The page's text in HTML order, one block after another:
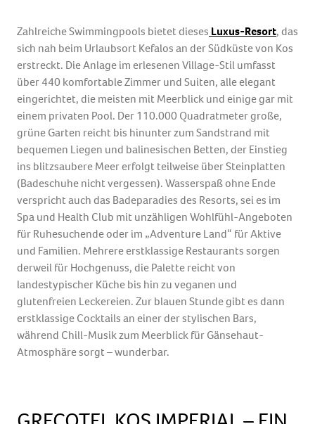
Zahlreiche Swimmingpools bietet dieses Luxus-Resort, das
sich nah beim Urlaubsort Kefalos an der Südküste von Kos
erstreckt. Die Anlage im erlesenen Village-Stil umfasst
über 440 komfortable Zimmer und Suiten, alle elegant
eingerichtet, die meisten mit Meerblick und einige gar mit
einem privaten Pool. Der 110.000 Quadratmeter große,
grüne Garten reicht bis hinunter zum Sandstrand mit
bequemen Liegen und balinesischen Betten, der Einstieg
ins blitzsaubere Meer erfolgt teilweise über Steinplatten
(Badeschuhe nicht vergessen). Wasserspaß ohne Ende
verspricht auch das Badeparadies des Resorts, sei es im
Spa und Health Club mit unzähligen Wohlfühl-Angeboten
für Ruhesuchende oder im „Adventure Land“ für Aktive
und Familien. Mehrere erstklassige Restaurants sorgen
derweil für Hochgenuss, die Palette reicht von
landestypischer Küche bis hin zu veganen und
glutenfreien Leckereien. Zur blauen Stunde gibt es dann
erstklassige Cocktails an einer der stylischen Bars,
während Chill-Musik zum Meerblick für Gänsehaut-
Atmosphäre sorgt – wunderbar.